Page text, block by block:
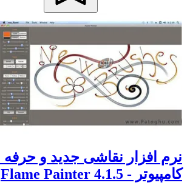
نرم افزار نقاشی جدید و حرفه
کامپیوتر - Flame Painter 4.1.5